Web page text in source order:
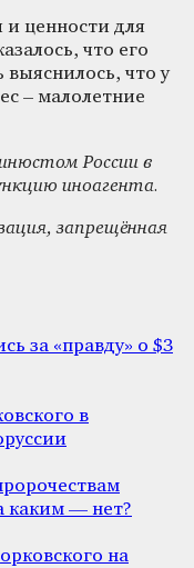
ценности для
что его
выяснилось, что у
– малолетние
России в
иноагента.
запрещённая
за «правду» о $3
в
каким — нет?
на